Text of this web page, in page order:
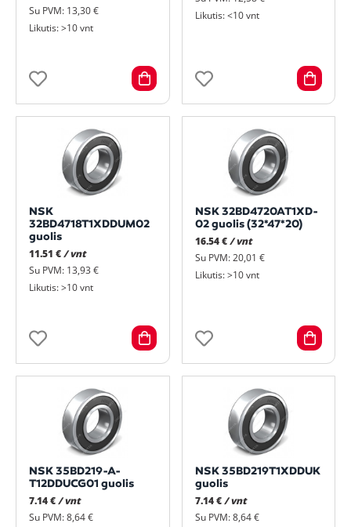
Su PVM: 13,30 €
Likutis: >10 vnt
Likutis: <10 vnt
NSK
32BD4718T1XDDUM02
guolis
11.51 €/ vnt
Su PVM: 13,93 €
Likutis: >10 vnt
NSK 32BD4720AT1XD-
02 guolis (32*47*20)
16.54 € / vnt
Su PVM: 20,01 €
Likutis: >10 vnt
NSK 35BD219-A-
T12DDUCG01 guolis
7.14 €/ vnt
Su PVM: 8,64 €
NSK 35BD219T1XDDUK
guolis
7.14 € / vnt
Su PVM: 8,64 €